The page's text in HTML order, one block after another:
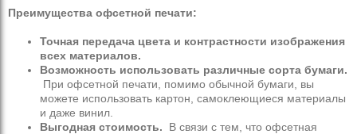
Преимущества офсетной печати:
Точная передача цвета и контрастности изображения
всех материалов.
Возможность использовать различные сорта бумаги.
При офсетной печати, помимо обычной бумаги, вы
можете использовать картон, самоклеющиеся материалы
и даже винил.
Выгодная стоимость.
В связи с тем, что офсетная